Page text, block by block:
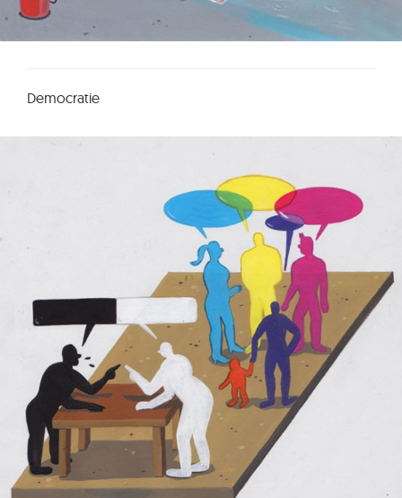
Democratie